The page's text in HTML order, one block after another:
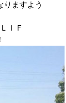
すよう
Ｆ